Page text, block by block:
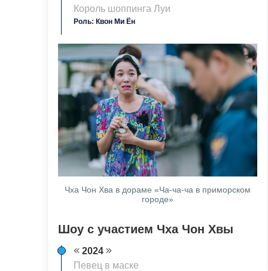
Король шоппинга Луи
Роль: Квон Ми Ён
Чха Чон Хва в дораме «Ча-ча-ча в приморском
городе»
Шоу с участием Чха Чон Хвы
2024
Певец в маске